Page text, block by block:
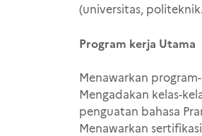
(universitas,
Program kerja Utama
Menawarkan
Mengadakan kelas-
penguatan bahasa
Menawarkan